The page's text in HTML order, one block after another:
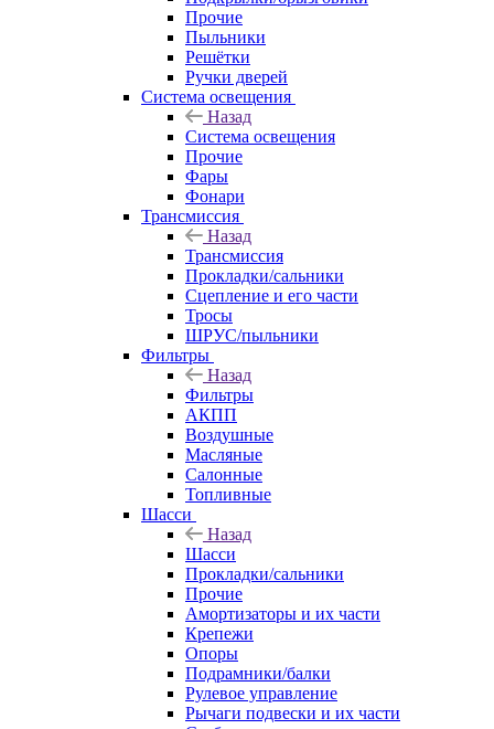
Прочие
Пыльники
Решётки
Ручки дверей
Система освещения
Назад
Система освещения
Прочие
Фары
Фонари
Трансмиссия
Назад
Трансмиссия
Прокладки/сальники
Сцепление и его части
Тросы
ШРУС/пыльники
Фильтры
Назад
Фильтры
АКПП
Воздушные
Масляные
Салонные
Топливные
Шасси
Назад
Шасси
Прокладки/сальники
Прочие
Амортизаторы и их части
Крепежи
Опоры
Подрамники/балки
Рулевое управление
Рычаги подвески и их части